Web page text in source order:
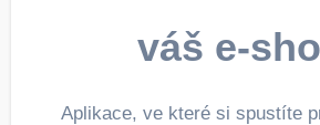
váš e-
Aplikace, ve které si spustíte